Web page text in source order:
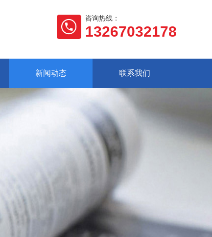
咨询热线：
13267032178
新闻动态 联系我们